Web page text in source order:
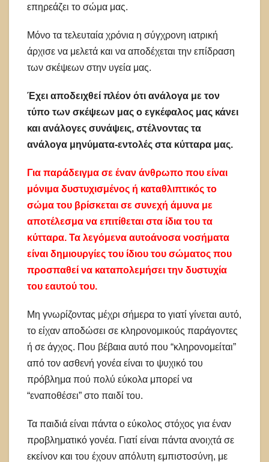
επηρεάζει το σώμα μας.
Μόνο τα τελευταία χρόνια η σύγχρονη ιατρική
άρχισε να μελετά και να αποδέχεται την επίδραση
των σκέψεων στην υγεία μας.
Έχει αποδειχθεί πλέον ότι ανάλογα με τον
τύπο των σκέψεων μας ο εγκέφαλος μας κάνει
και ανάλογες συνάψεις, στέλνοντας τα
ανάλογα μηνύματα-εντολές στα κύτταρα μας.
Για παράδειγμα σε έναν άνθρωπο που είναι
μόνιμα δυστυχισμένος ή καταθλιπτικός το
σώμα του βρίσκεται σε συνεχή άμυνα με
αποτέλεσμα να επιτίθεται στα ίδια του τα
κύτταρα. Τα λεγόμενα αυτοάνοσα νοσήματα
είναι δημιουργίες του ίδιου του σώματος που
προσπαθεί να καταπολεμήσει την δυστυχία
του εαυτού του.
Μη γνωρίζοντας μέχρι σήμερα το γιατί γίνεται αυτό,
το είχαν αποδώσει σε κληρονομικούς παράγοντες
ή σε άγχος. Που βέβαια αυτό που “κληρονομείται”
από τον ασθενή γονέα είναι το ψυχικό του
πρόβλημα πού πολύ εύκολα μπορεί να
“εναποθέσει” στο παιδί του.
Τα παιδιά είναι πάντα ο εύκολος στόχος για έναν
προβληματικό γονέα. Γιατί είναι πάντα ανοιχτά σε
εκείνον και του έχουν απόλυτη εμπιστοσύνη, με